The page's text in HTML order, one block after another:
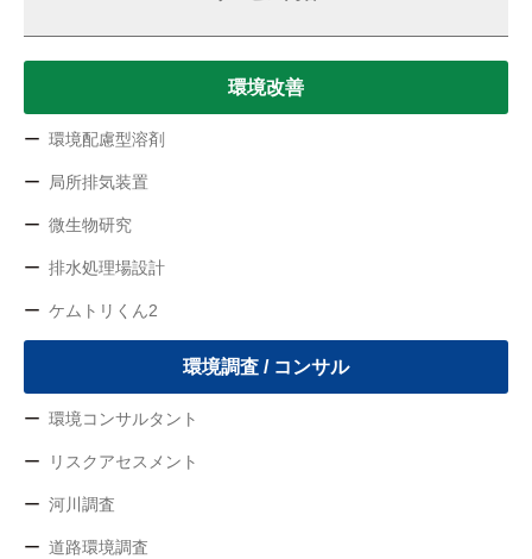
環境改善
環境配慮型溶剤
局所排気装置
微生物研究
排水処理場設計
ケムトリくん2
環境調査 / コンサル
環境コンサルタント
リスクアセスメント
河川調査
道路環境調査